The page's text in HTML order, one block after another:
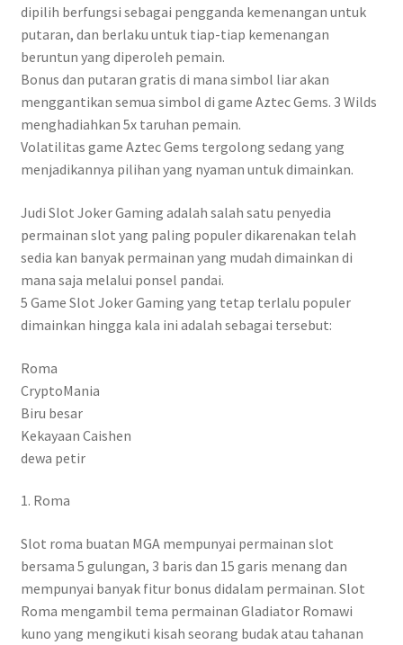
dipilih berfungsi sebagai pengganda kemenangan untuk
putaran, dan berlaku untuk tiap-tiap kemenangan
beruntun yang diperoleh pemain.
Bonus dan putaran gratis di mana simbol liar akan
menggantikan semua simbol di game Aztec Gems. 3 Wilds
menghadiahkan 5x taruhan pemain.
Volatilitas game Aztec Gems tergolong sedang yang
menjadikannya pilihan yang nyaman untuk dimainkan.
Judi Slot Joker Gaming adalah salah satu penyedia
permainan slot yang paling populer dikarenakan telah
sedia kan banyak permainan yang mudah dimainkan di
mana saja melalui ponsel pandai.
5 Game Slot Joker Gaming yang tetap terlalu populer
dimainkan hingga kala ini adalah sebagai tersebut:
Roma
CryptoMania
Biru besar
Kekayaan Caishen
dewa petir
1. Roma
Slot roma buatan MGA mempunyai permainan slot
bersama 5 gulungan, 3 baris dan 15 garis menang dan
mempunyai banyak fitur bonus didalam permainan. Slot
Roma mengambil tema permainan Gladiator Romawi
kuno yang mengikuti kisah seorang budak atau tahanan